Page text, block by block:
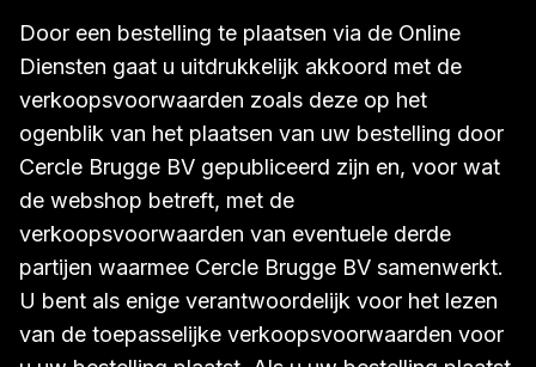
Door een bestelling te plaatsen via de Online
Diensten gaat u uitdrukkelijk akkoord met de
verkoopsvoorwaarden zoals deze op het
ogenblik van het plaatsen van uw bestelling door
Cercle Brugge BV gepubliceerd zijn en, voor wat
de webshop betreft, met de
verkoopsvoorwaarden van eventuele derde
partijen waarmee Cercle Brugge BV samenwerkt.
U bent als enige verantwoordelijk voor het lezen
van de toepasselijke verkoopsvoorwaarden voor